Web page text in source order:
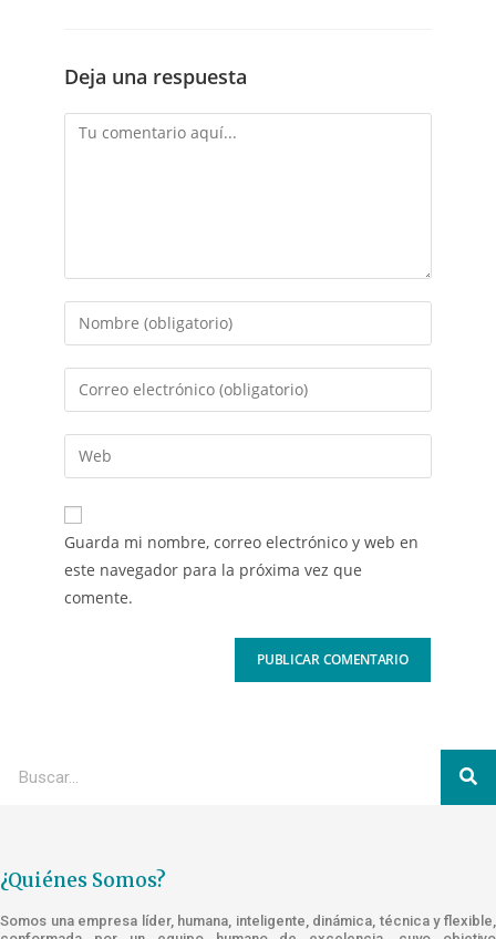
Deja una respuesta
Guarda mi nombre, correo electrónico y web en
este navegador para la próxima vez que
comente.
¿Quiénes Somos?
Somos una empresa líder, humana, inteligente, dinámica, técnica y flexible,